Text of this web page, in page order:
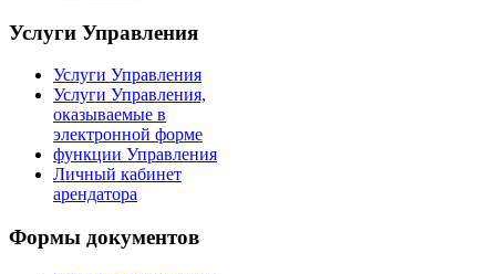
Услуги Управления
Услуги Управления
Услуги Управления,
оказываемые в
электронной форме
функции Управления
Личный кабинет
арендатора
Формы документов